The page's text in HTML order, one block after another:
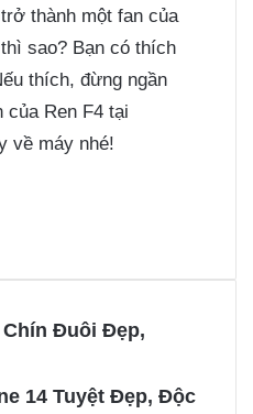
thành một fan của
sao? Bạn có thích
thích, đừng ngần
của Ren F4 tại
về máy nhé!
Chín Đuôi Đẹp,
14 Tuyệt Đẹp, Độc